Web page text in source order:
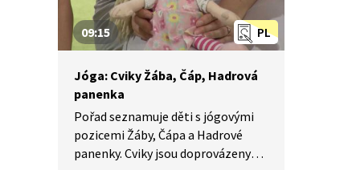
PL
09:15
Jóga: Cviky Žába, Čáp, Hadrová
panenka
Pořad seznamuje děti s jógovými
pozicemi Žáby, Čápa a Hadrové
panenky. Cviky jsou doprovázeny